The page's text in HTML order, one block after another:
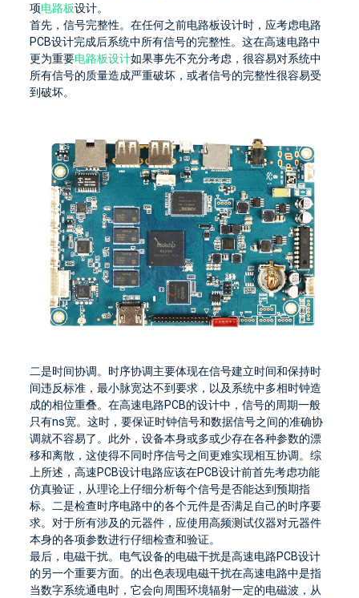
项电路板设计。
首先，信号完整性。在任何之前电路板设计时，应考虑电路
PCB设计完成后系统中所有信号的完整性。这在高速电路中
更为重要电路板设计如果事先不充分考虑，很容易对系统中
所有信号的质量造成严重破坏，或者信号的完整性很容易受
到破坏。
二是时间协调。 时序协调主要体现在信号建立时间和保持时
间违反标准，最小脉宽达不到要求，以及系统中多相时钟造
成的相位重叠。在高速电路PCB的设计中，信号的周期一般
只有ns宽。这时，要保证时钟信号和数据信号之间的准确协
调就不容易了。 此外，设备本身或多或少存在各种参数的漂
移和离散，这使得不同时序信号之间更难实现相互协调。综
上所述，高速PCB设计电路应该在PCB设计前首先考虑功能
仿真验证，从理论上仔细分析每个信号是否能达到预期指
标。二是检查时序电路中的各个元件是否满足自己的时序要
求。对于所有涉及的元器件，应使用高频测试仪器对元器件
本身的各项参数进行仔细检查和验证。
最后，电磁干扰。 电气设备的电磁干扰是高速电路PCB设计
的另一个重要方面。 的出色表现电磁干扰在高速电路中是指
当数字系统通电时，它会向周围环境辐射一定的电磁波，从